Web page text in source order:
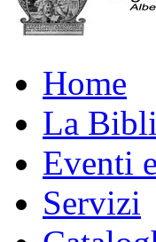
Home
La
Eventi
Servizi